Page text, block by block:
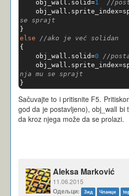
    obj_wall
. solid=1
//
    obj_wall
. sprite_index=
se sprajt
}
else
//ako je već solidan
{
    obj_wall
. solid=0
//
    obj_wall
. sprite_index=
nja mu se sprajt
}
Sačuvajte to i pritisnite F5.
god da je postavljeno), obj_wall bi
da kroz njega može da se prolazi.
Aleksa Marković
11.06.2015
Одељци: Зид Чланци